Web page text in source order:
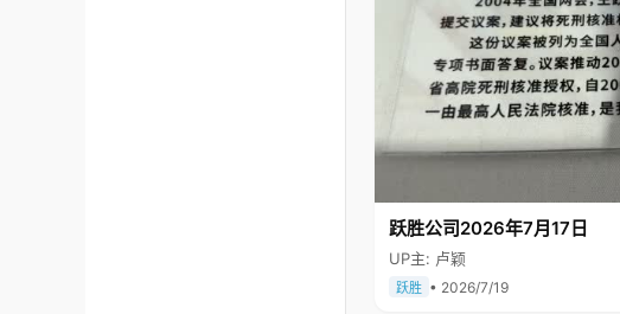
跃胜公司2026年7月17日
UP主: 卢颖
跃胜 • 2026/7/19